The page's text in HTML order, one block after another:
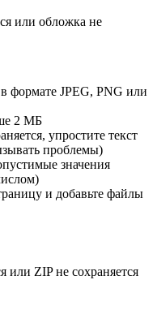
или обложка не
формате JPEG, PNG или
2 МБ
упростите текст
проблемы)
значения
и добавьте файлы
или ZIP не сохраняется